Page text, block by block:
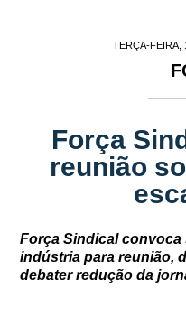
TERÇA-FEIRA,
Força
reunião
Força Sindical
indústria para reunião,
debater redução da